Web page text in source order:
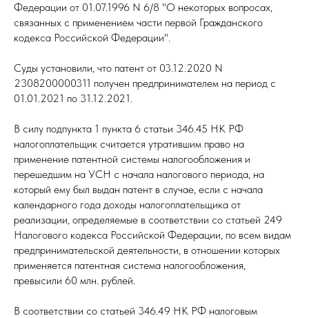
Федерации от 01.07.1996 N 6/8 "О некоторых вопросах,
связанных с применением части первой Гражданского
кодекса Российской Федерации".
Суды установили, что патент от 03.12.2020 N
2308200000311 получен предпринимателем на период с
01.01.2021 по 31.12.2021.
В силу подпункта 1 пункта 6 статьи 346.45 НК РФ
налогоплательщик считается утратившим право на
применение патентной системы налогообложения и
перешедшим на УСН с начала налогового периода, на
который ему был выдан патент в случае, если с начала
календарного года доходы налогоплательщика от
реализации, определяемые в соответствии со статьей 249
Налогового кодекса Российской Федерации, по всем видам
предпринимательской деятельности, в отношении которых
применяется патентная система налогообложения,
превысили 60 млн. рублей.
В соответствии со статьей 346.49 НК РФ налоговым